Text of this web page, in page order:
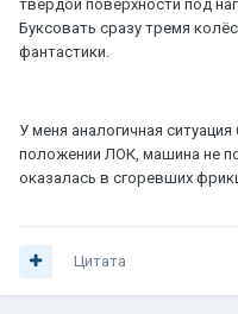
твёрдой поверхности под
Буксовать сразу тремя
фантастики.
У меня аналогичная
положении ЛОК, машина не
оказалась в сгоревших
Цитата